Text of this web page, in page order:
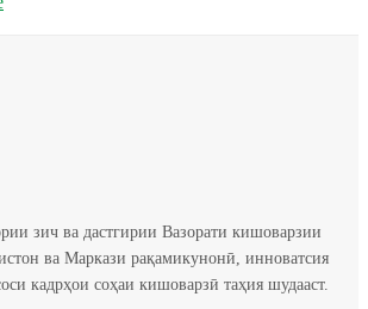
зич ва дастгирии Вазорати кишоварзии
ва Маркази рақамикунонӣ, инноватсия
кадрҳои соҳаи кишоварзӣ таҳия шудааст.